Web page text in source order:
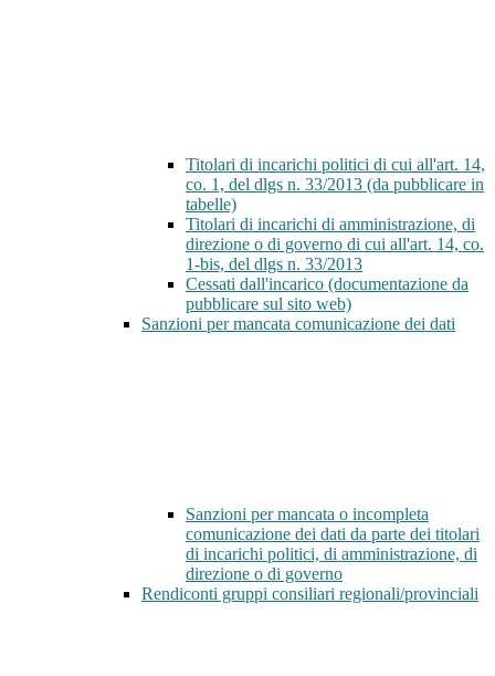
Titolari di incarichi politici di cui all'art. 14,
co. 1, del dlgs n. 33/2013 (da pubblicare in
tabelle)
Titolari di incarichi di amministrazione, di
direzione o di governo di cui all'art. 14, co.
1-bis, del dlgs n. 33/2013
Cessati dall'incarico (documentazione da
pubblicare sul sito web)
Sanzioni per mancata comunicazione dei dati
Sanzioni per mancata o incompleta
comunicazione dei dati da parte dei titolari
di incarichi politici, di amministrazione, di
direzione o di governo
Rendiconti gruppi consiliari regionali/provinciali